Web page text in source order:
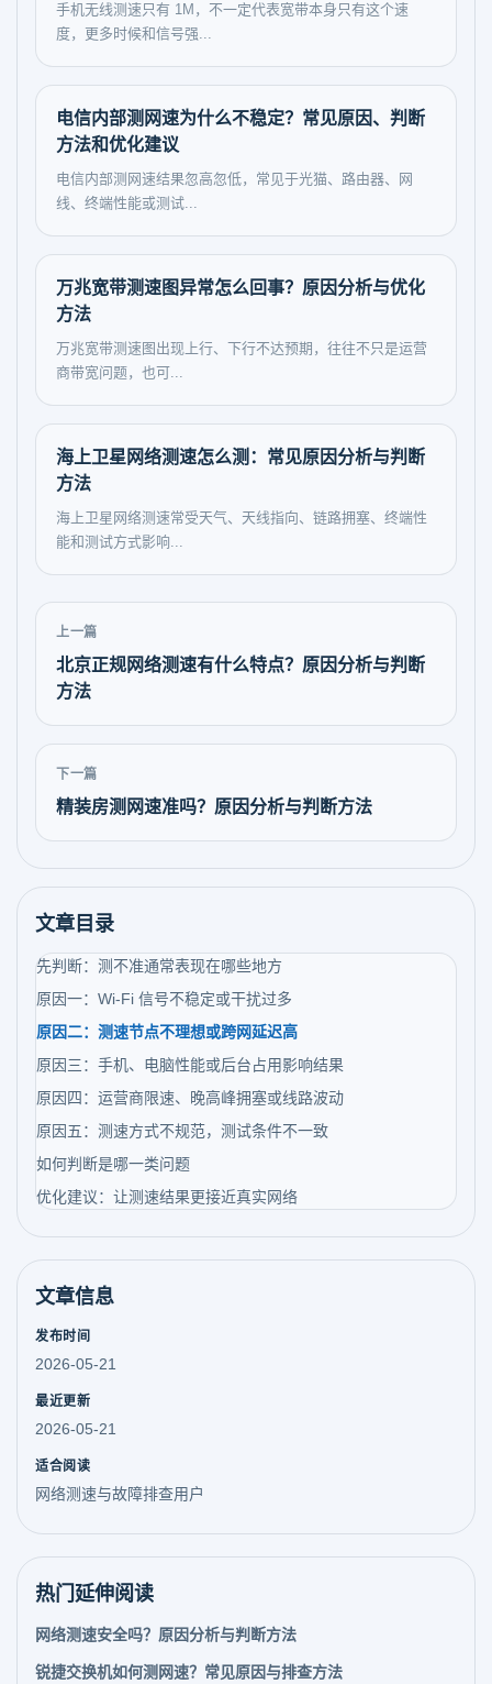
手机无线测速只有 1M，不一定代表宽带本身只有这个速
度，更多时候和信号强...
电信内部测网速为什么不稳定？常见原因、判断
方法和优化建议
电信内部测网速结果忽高忽低，常见于光猫、路由器、网
线、终端性能或测试...
万兆宽带测速图异常怎么回事？原因分析与优化
方法
万兆宽带测速图出现上行、下行不达预期，往往不只是运营
商带宽问题，也可...
海上卫星网络测速怎么测：常见原因分析与判断
方法
海上卫星网络测速常受天气、天线指向、链路拥塞、终端性
能和测试方式影响...
上一篇
北京正规网络测速有什么特点？原因分析与判断
方法
下一篇
精装房测网速准吗？原因分析与判断方法
文章目录
先判断：测不准通常表现在哪些地方
原因一：Wi-Fi 信号不稳定或干扰过多
原因二：测速节点不理想或跨网延迟高
原因三：手机、电脑性能或后台占用影响结果
原因四：运营商限速、晚高峰拥塞或线路波动
原因五：测速方式不规范，测试条件不一致
如何判断是哪一类问题
优化建议：让测速结果更接近真实网络
文章信息
发布时间
2026-05-21
最近更新
2026-05-21
适合阅读
网络测速与故障排查用户
热门延伸阅读
网络测速安全吗？原因分析与判断方法
锐捷交换机如何测网速？常见原因与排查方法